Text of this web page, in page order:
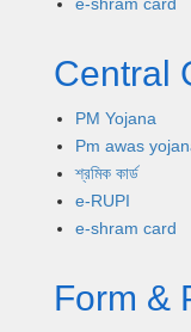
e-shram card
Central
PM Yojana
Pm awas
শ্রমিক কার্ড
e-RUPI
e-shram card
Form &